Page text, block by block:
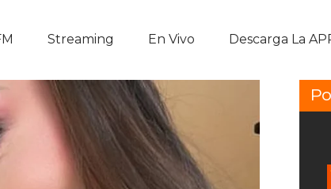
Streaming En Vivo Descarga La